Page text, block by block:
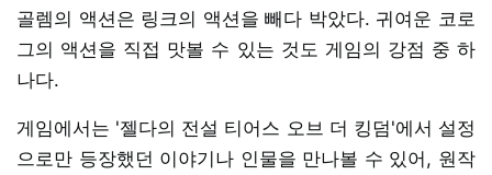
골렘의 액션은 링크의 액션을 빼다 박았다. 귀여운 코로
그의 액션을 직접 맛볼 수 있는 것도 게임의 강점 중 하
나다.
게임에서는 '젤다의 전설 티어스 오브 더 킹덤'에서 설정
으로만 등장했던 이야기나 인물을 만나볼 수 있어, 원작